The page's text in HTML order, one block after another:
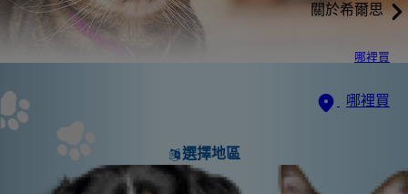
關於希爾思
哪裡買
哪裡買
選擇地區